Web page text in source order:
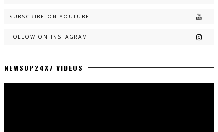
SUBSCRIBE ON YOUTUBE
FOLLOW ON INSTAGRAM
NEWSUP24X7 VIDEOS